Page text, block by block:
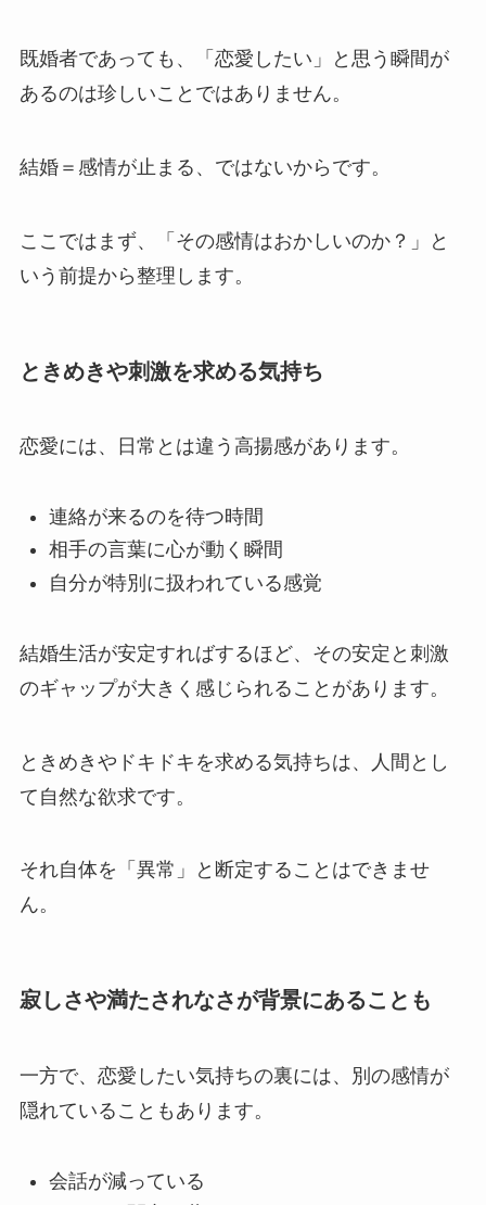
既婚者であっても、「恋愛したい」と思う瞬間が
あるのは珍しいことではありません。
結婚＝感情が止まる、ではないからです。
ここではまず、「その感情はおかしいのか？」と
いう前提から整理します。
ときめきや刺激を求める気持ち
恋愛には、日常とは違う高揚感があります。
連絡が来るのを待つ時間
相手の言葉に心が動く瞬間
自分が特別に扱われている感覚
結婚生活が安定すればするほど、その安定と刺激
のギャップが大きく感じられることがあります。
ときめきやドキドキを求める気持ちは、人間とし
て自然な欲求です。
それ自体を「異常」と断定することはできませ
ん。
寂しさや満たされなさが背景にあることも
一方で、恋愛したい気持ちの裏には、別の感情が
隠れていることもあります。
会話が減っている